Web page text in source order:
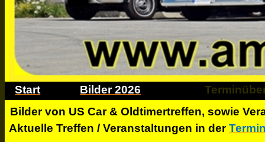
Start Bilder 2026
Bilder von US Car& Oldtimertreffen, sowie
Aktuelle Treffen / Veranstaltungen in der